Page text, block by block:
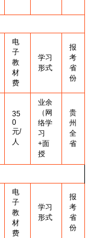
电
子
教
材
费
学习
形式
报
考
省
份
35
0
元/
人
业余
（网
络学
习
+面
授
贵
州
全
省
电
子
教
材
费
学习
形式
报
考
省
份